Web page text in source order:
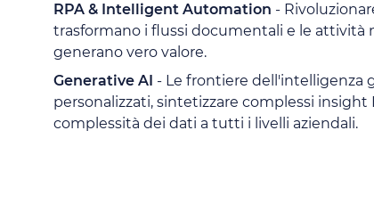
RPA & Intelligent Automation -
trasformano i flussi documentali e le
generano vero valore.
Generative AI - Le frontiere dell'intelligenza
personalizzati, sintetizzare complessi
complessità dei dati a tutti i livelli aziendali.